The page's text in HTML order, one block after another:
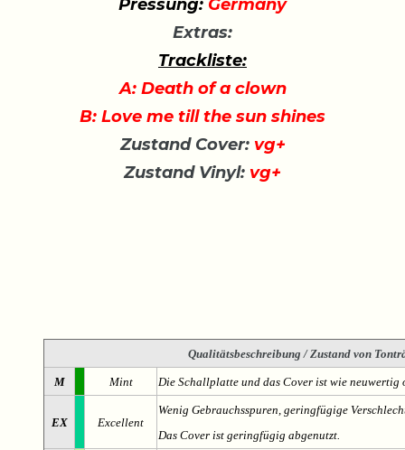
Pressung: Germany
Extras:
Trackliste:
A: Death of a clown
B: Love me till the sun shines
Zustand Cover:vg+
Zustand Vinyl: vg+
Qualitätsbeschreibung / Zustand von
M Mint Die Schallplatte und das Cover ist wie
EX Excellent
Wenig Gebrauchsspuren, geringfügige
Das Cover ist geringfügig abgenutzt.